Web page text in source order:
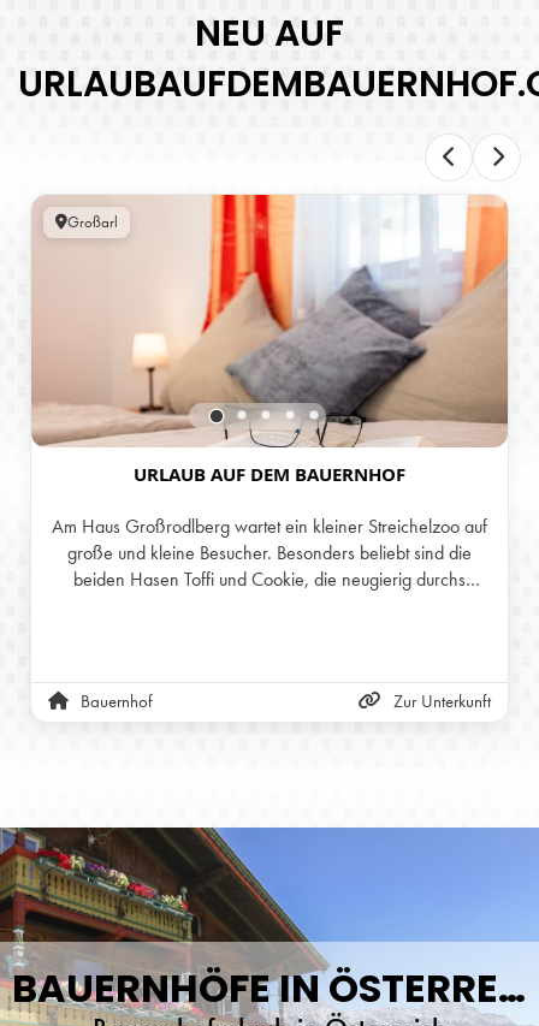
NEU AUF
Großarl
URLAUB AUF DEM BAUERNHOF
Am Haus Großrodlberg wartet ein kleiner Streichelzoo auf
große und kleine Besucher. Besonders beliebt sind die
beiden Hasen Toffi und Cookie, die neugierig durchs
Kinder.
Bauernhof Zur Unterkunft
BAUERNHÖFE IN ÖSTERREICH